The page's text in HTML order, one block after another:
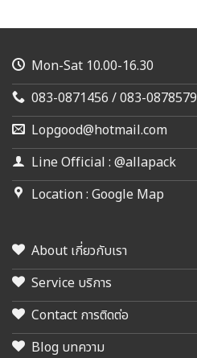
Mon-Sat 10.00-16.30
083-0871456 / 083-0878579
Lopgood@hotmail.com
Line Official : @allapack
Location : Google Map
About เกี่ยวกับเรา
Service บริการ
Contact การติดต่อ
Blog บทความ